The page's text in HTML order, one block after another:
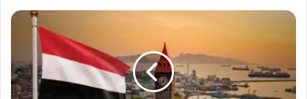
وتبادل
اليمن
على
الكويت